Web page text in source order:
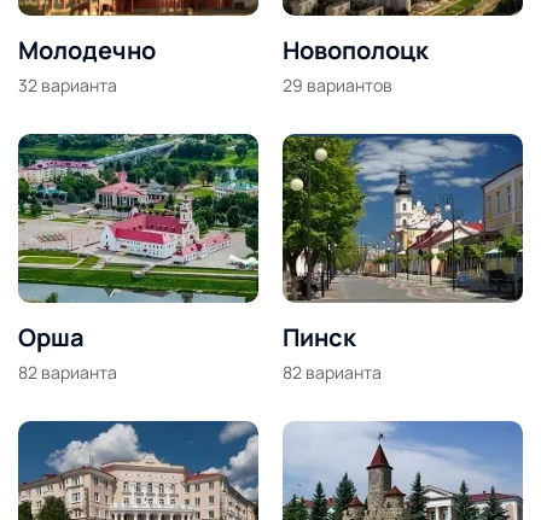
Молодечно
32 варианта
Новополоцк
29 вариантов
Орша
82 варианта
Пинск
82 варианта